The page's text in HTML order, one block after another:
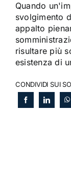
Quando
svolgimento
appalto
risultare più
esistenza di
CONDIVIDI SUI